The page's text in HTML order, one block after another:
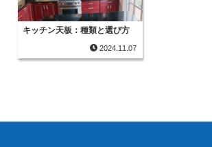
キッチン天板：種類と選び方
2024.11.07